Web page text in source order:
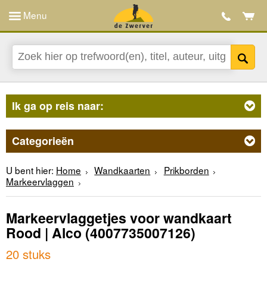
Menu
Ik ga op reis naar:
Categorieën
U bent hier: Home Wandkaarten
Prikborden
Markeervlaggen
Markeervlaggetjes voor wandkaart
Rood | Alco(4007735007126)
20 stuks